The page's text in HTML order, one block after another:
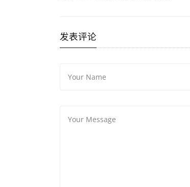
发表评论